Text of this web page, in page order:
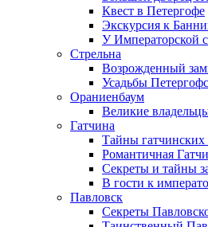
Квест в Петергофе
Экскурсия к
У Императорской
Стрельна
Возрожденный
Усадьбы
Ораниенбаум
Великие
Гатчина
Тайны гатчинских
Романтичная
Секреты и тайны
В гости к
Павловск
Секреты